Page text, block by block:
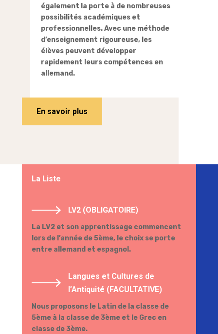
également la porte à de nombreuses
possibilités académiques et
professionnelles. Avec une méthode
d’enseignement rigoureuse, les
élèves peuvent développer
rapidement leurs compétences en
allemand.
En savoir plus
La Liste
LV2 (OBLIGATOIRE)
La LV2 et son apprentissage commencent
lors de l’année de 5ème, le choix se porte
entre allemand et espagnol.
Langues et Cultures de
l’Antiquité (FACULTATIVE)
Nous proposons le Latin de la classe de
5ème à la classe de 3ème et le Grec en
classe de 3ème.